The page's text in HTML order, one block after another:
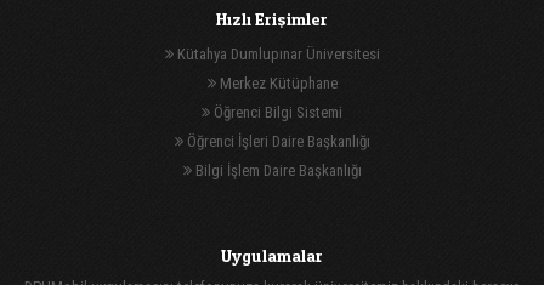
Hızlı Erişimler
Kütahya Dumlupınar Üniversitesi
Merkez Kütüphane
Öğrenci Bilgi Sistemi
Öğrenci İşleri Daire Başkanlığı
Bilgi İşlem Daire Başkanlığı
Uygulamalar